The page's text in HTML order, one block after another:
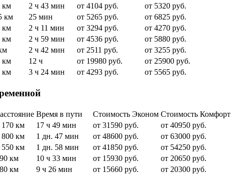
км 2 ч 43 мин от 4104 руб.
от 5320 руб.
км 25 мин от 5265 руб.
от 6825 руб.
км 2 ч 11 мин от 3294 руб.
от 4270 руб.
км 2 ч 59 мин от 4536 руб.
от 5880 руб.
2 ч 42 мин от 2511 руб.
от 3255 руб.
км 12 ч от 19980 руб.
от 25900 руб.
км 3 ч 24 мин от 4293 руб. от 5565 руб.
Время в пути Стоимость Эконом Стоимость Комфорт
170 км 17 ч 49 мин от 31590 руб.
от 40950 руб.
800 км 1 дн. 47 мин от 48600 руб.
от 63000 руб.
550 км 1 дн. 58 мин от 41850 руб.
от 54250 руб.
км 10 ч 33 мин от 15930 руб.
от 20650 руб.
км 9 ч 26 мин от 15660 руб.
от 20300 руб.